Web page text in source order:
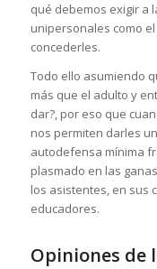
qué debemos exigir a
unipersonales como
concederles.
Todo ello asumiendo
más que el adulto y
dar?, por eso que
nos permiten darles
autodefensa mínima
plasmado en las
los asistentes, en sus
educadores.
Opiniones de